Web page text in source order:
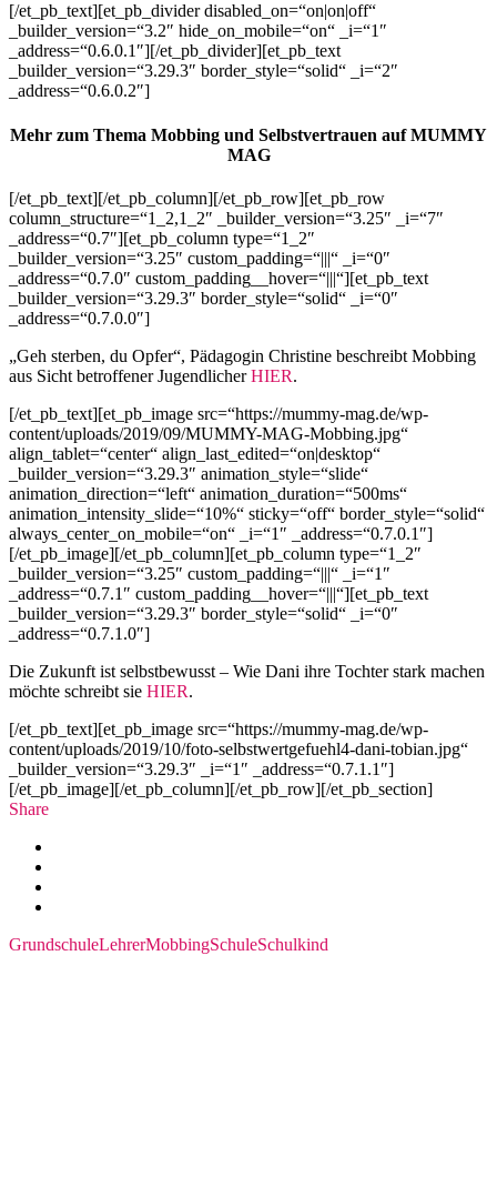
[/et_pb_text][et_pb_divider disabled_on=“on|on|off“
_builder_version=“3.2″ hide_on_mobile=“on“ _i=“1″
_address=“0.6.0.1″][/et_pb_divider][et_pb_text
_builder_version=“3.29.3″ border_style=“solid“ _i=“2″
_address=“0.6.0.2″]
Mehr zum Thema Mobbing und Selbstvertrauen auf MUMMY
MAG
[/et_pb_text][/et_pb_column][/et_pb_row][et_pb_row
column_structure=“1_2,1_2″ _builder_version=“3.25″ _i=“7″
_address=“0.7″][et_pb_column type=“1_2″
_builder_version=“3.25″ custom_padding=“|||“ _i=“0″
_address=“0.7.0″ custom_padding__hover=“|||“][et_pb_text
_builder_version=“3.29.3″ border_style=“solid“ _i=“0″
_address=“0.7.0.0″]
„Geh sterben, du Opfer“, Pädagogin Christine beschreibt Mobbing
aus Sicht betroffener JugendlicherHIER.
[/et_pb_text][et_pb_image src=“https://mummy-mag.de/wp-
content/uploads/2019/09/MUMMY-MAG-Mobbing.jpg“
align_tablet=“center“ align_last_edited=“on|desktop“
_builder_version=“3.29.3″ animation_style=“slide“
animation_direction=“left“ animation_duration=“500ms“
animation_intensity_slide=“10%“ sticky=“off“ border_style=“solid“
always_center_on_mobile=“on“ _i=“1″ _address=“0.7.0.1″]
[/et_pb_image][/et_pb_column][et_pb_column type=“1_2″
_builder_version=“3.25″ custom_padding=“|||“ _i=“1″
_address=“0.7.1″ custom_padding__hover=“|||“][et_pb_text
_builder_version=“3.29.3″ border_style=“solid“ _i=“0″
_address=“0.7.1.0″]
Die Zukunft ist selbstbewusst – Wie Dani ihre Tochter stark machen
möchte schreibt sie HIER.
[/et_pb_text][et_pb_image src=“https://mummy-mag.de/wp-
content/uploads/2019/10/foto-selbstwertgefuehl4-dani-tobian.jpg“
_builder_version=“3.29.3″ _i=“1″ _address=“0.7.1.1″]
[/et_pb_image][/et_pb_column][/et_pb_row][/et_pb_section]
Share
GrundschuleLehrerMobbingSchuleSchulkind